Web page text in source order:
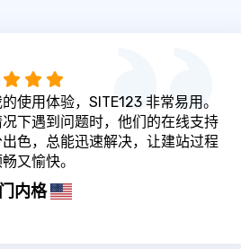
使用体验，SITE123 非常易用。
下遇到问题时，他们的在线支持
色，总能迅速解决，让建站过程
又愉快。
内格